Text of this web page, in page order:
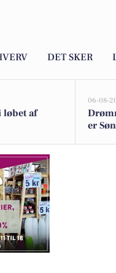
DET SKER
løbet af
06-08-
er
til fantasipris: Bestil nu